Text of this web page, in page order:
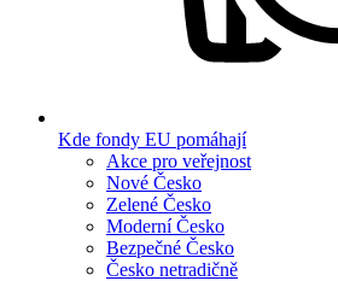
Kde fondy EU pomáhají
Akce pro veřejnost
Nové Česko
Zelené Česko
Moderní Česko
Bezpečné Česko
Česko netradičně